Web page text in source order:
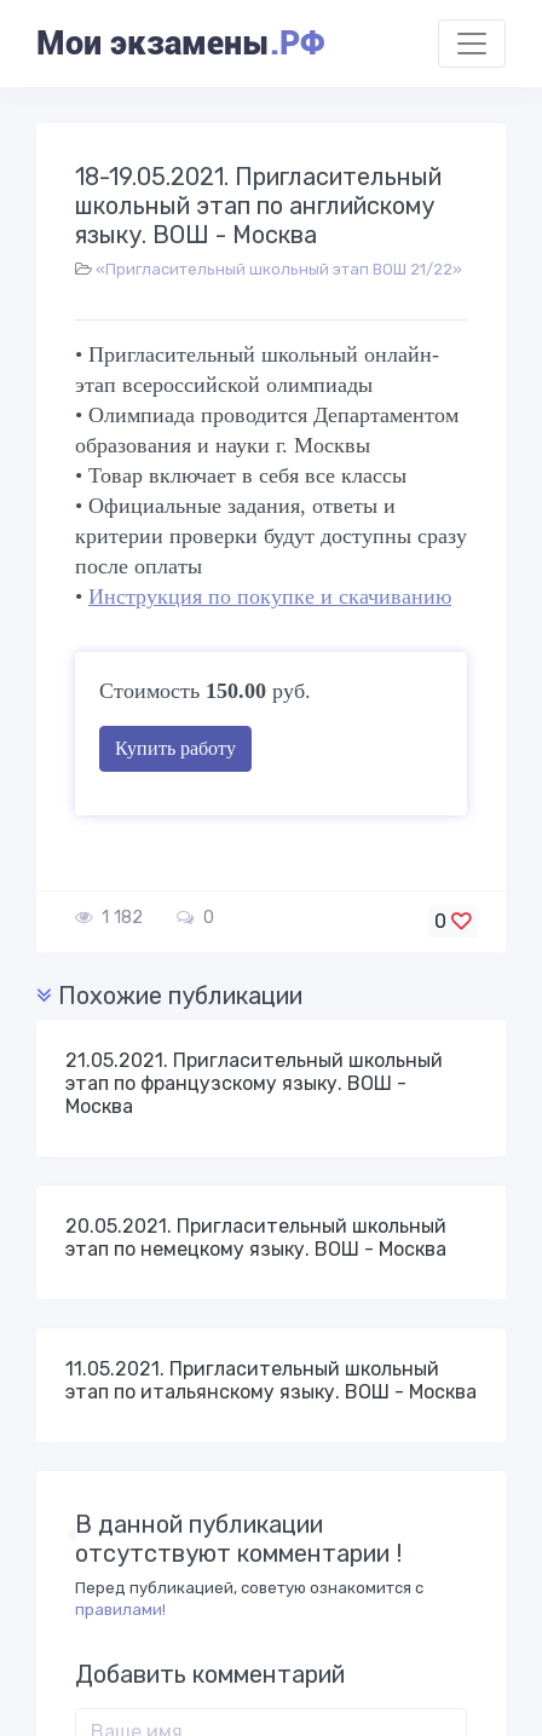
Мои экзамены.РФ
18-19.05.2021. Пригласительный
школьный этап по английскому
языку. ВОШ - Москва
«Пригласительный школьный этап ВОШ 21/22»
• Пригласительный школьный онлайн-
этап всероссийской олимпиады
• Олимпиада проводится Департаментом
образования и науки г. Москвы
• Товар включает в себя все классы
• Официальные задания, ответы и
критерии проверки будут доступны сразу
после оплаты
• Инструкция по покупке и скачиванию
Стоимость 150.00 руб.
Купить работу
1 182 0 0
Похожие публикации
21.05.2021. Пригласительный школьный
этап по французскому языку. ВОШ -
Москва
20.05.2021. Пригласительный школьный
этап по немецкому языку. ВОШ - Москва
11.05.2021. Пригласительный школьный
этап по итальянскому языку. ВОШ - Москва
В данной публикации
отсутствуют комментарии !
Перед публикацией, советую ознакомится с
правилами!
Добавить комментарий